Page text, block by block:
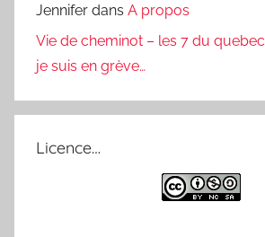
Jennifer dans A propos
Vie de cheminot – les 7 du quebec
je suis en grève…
Licence…